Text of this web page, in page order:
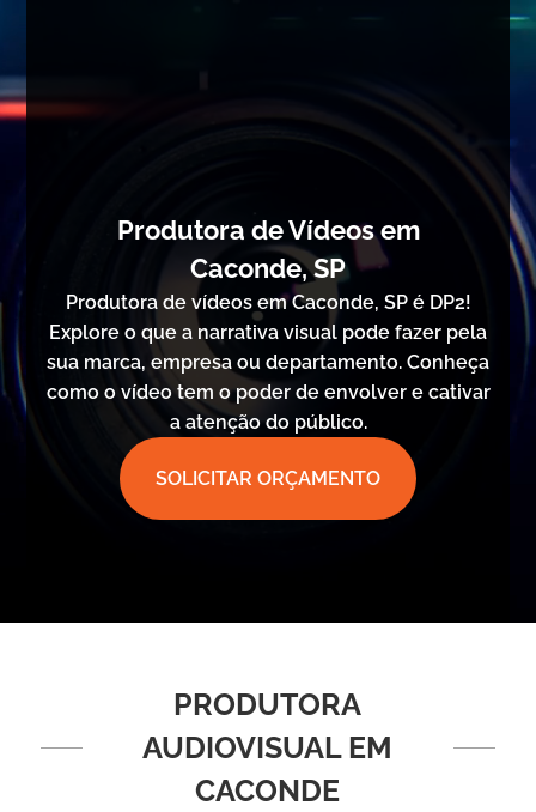
Produtora de Vídeos em
Caconde, SP
Produtora de vídeos em Caconde, SP é DP2!
Explore o que a narrativa visual pode fazer pela
sua marca, empresa ou departamento. Conheça
como o vídeo tem o poder de envolver e cativar
a atenção do público.
SOLICITAR ORÇAMENTO
PRODUTORA
AUDIOVISUAL EM
CACONDE